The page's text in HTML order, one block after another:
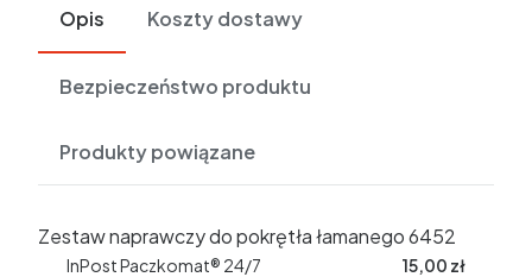
Opis Koszty dostawy
Bezpieczeństwo produktu
Produkty powiązane
Zestaw naprawczy do pokrętła łamanego 6452
InPost Paczkomat® 24/7 15,00 zł